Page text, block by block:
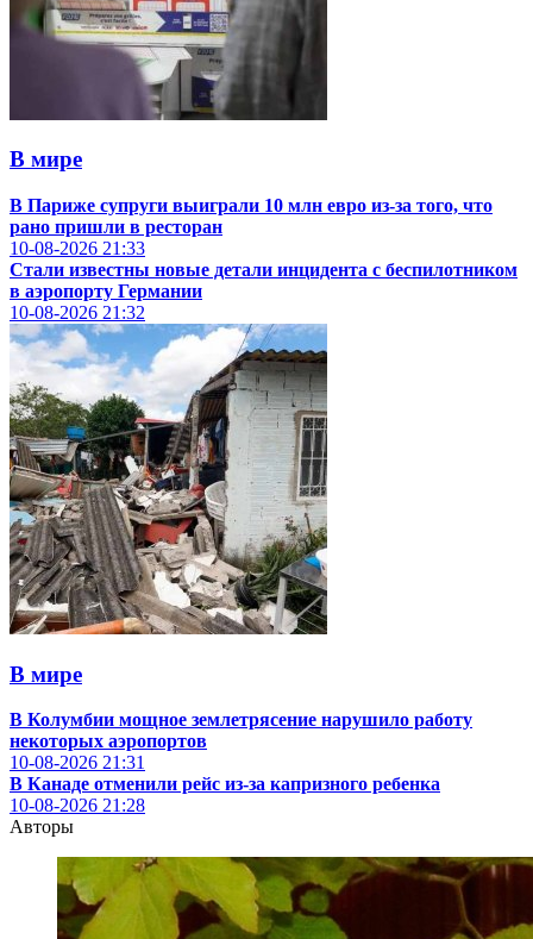
В мире
В Париже супруги выиграли 10 млн евро из-за того, что
рано пришли в ресторан
10-08-2026 21:33
Стали известны новые детали инцидента с беспилотником
в аэропорту Германии
10-08-2026 21:32
В мире
В Колумбии мощное землетрясение нарушило работу
некоторых аэропортов
10-08-2026 21:31
В Канаде отменили рейс из-за капризного ребенка
10-08-2026 21:28
Авторы